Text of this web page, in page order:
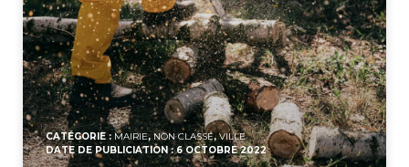
CATÉGORIE : MAIRIE,NON CLASSÉ,VILLE
DATE DE PUBLICIATION : 6 OCTOBRE 2022